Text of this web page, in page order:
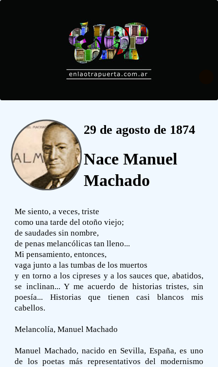
29 de agosto de 1874
Nace Manuel
Machado
Me siento, a veces, triste
como una tarde del otoño viejo;
de saudades sin nombre,
de penas melancólicas tan lleno...
Mi pensamiento, entonces,
vaga junto a las tumbas de los muertos
y en torno a los cipreses y a los sauces que, abatidos,
se inclinan... Y me acuerdo de historias tristes, sin
poesía... Historias que tienen casi blancos mis
cabellos.
Melancolía, Manuel Machado
Manuel Machado, nacido en Sevilla, España, es uno
de los poetas más representativos del modernismo